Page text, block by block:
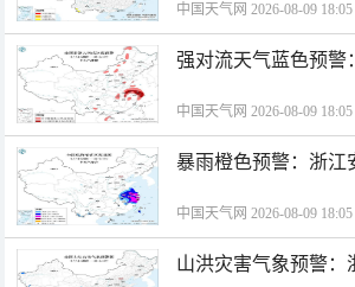
中国天气网 2026-08-09 18:05
强对流天气蓝色预警
中国天气网 2026-08-09 18:05
暴雨橙色预警：浙江
中国天气网 2026-08-09 18:05
山洪灾害气象预警：